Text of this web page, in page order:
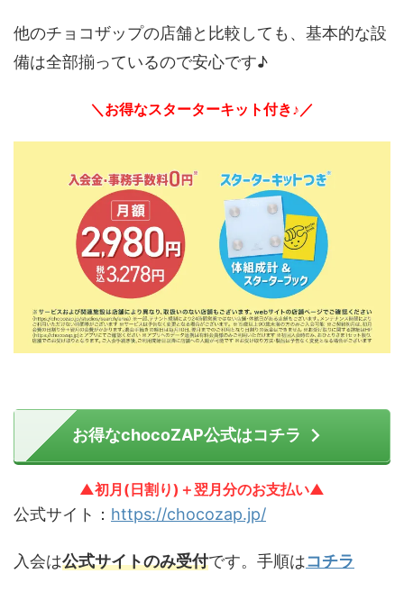
他のチョコザップの店舗と比較しても、基本的な設
備は全部揃っているので安心です♪
＼お得なスターターキット付き♪／
お得なchocoZAP公式はコチラ
▲初月(日割り)＋翌月分のお支払い▲
公式サイト： https://chocozap.jp/
入会は公式サイトのみ受付です。手順はコチラ